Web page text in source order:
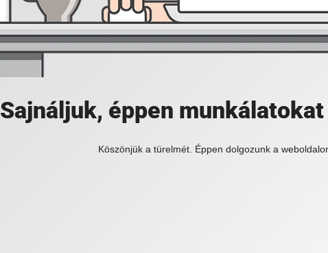
Sajnáljuk, éppen
Köszönjük a türelmét. Éppen dolgozunk a